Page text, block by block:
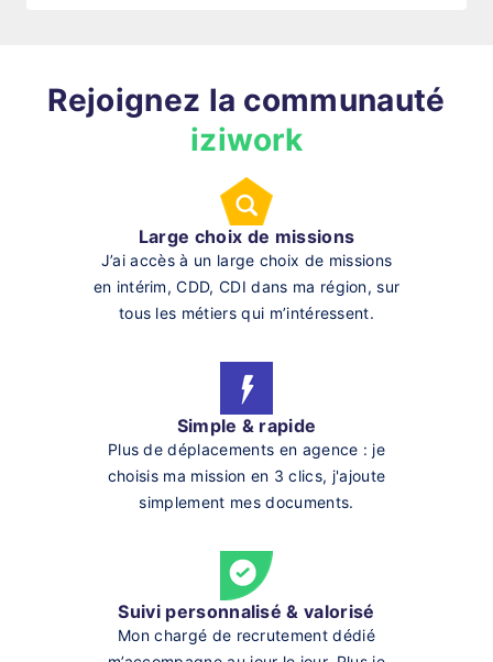
Rejoignez la communauté
iziwork
Large choix de missions
J’ai accès à un large choix de missions
en intérim, CDD, CDI dans ma région, sur
tous les métiers qui m’intéressent.
Simple & rapide
Plus de déplacements en agence : je
choisis ma mission en 3 clics, j'ajoute
simplement mes documents.
Suivi personnalisé & valorisé
Mon chargé de recrutement dédié